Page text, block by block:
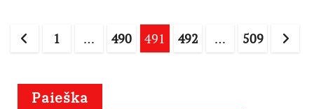
Įrašų
1 … 490 491 492 … 509
Paieška